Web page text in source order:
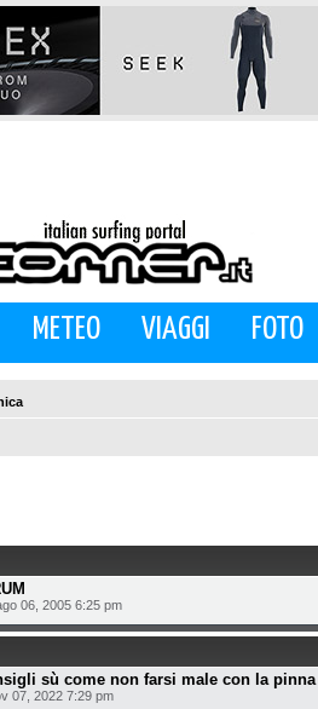
METEO VIAGGI FOTO
06, 2005 6:25 pm
sù come non farsi male con la pinna
07, 2022 7:29 pm